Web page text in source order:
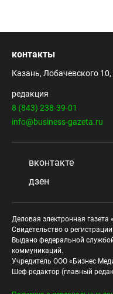
контакты
Казань, Лобачевского 10,
редакция
8 (843) 238-39-01
info@business-gazeta.ru
вконтакте
дзен
Деловая электронная газета
Свидетельство о
Выдано федеральной
коммуникаций.
Учредитель ООО «Бизнес
Шеф-редактор (главный